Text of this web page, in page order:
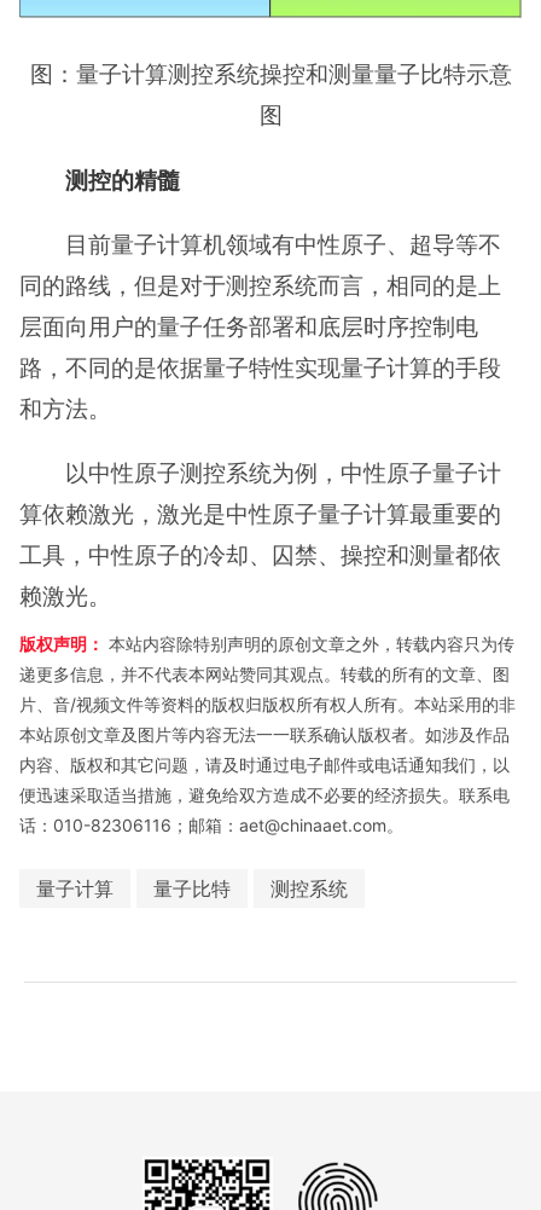
图：量子计算测控系统操控和测量量子比特示意
图
测控的精髓
目前量子计算机领域有中性原子、超导等不
同的路线，但是对于测控系统而言，相同的是上
层面向用户的量子任务部署和底层时序控制电
路，不同的是依据量子特性实现量子计算的手段
和方法。
以中性原子测控系统为例，中性原子量子计
算依赖激光，激光是中性原子量子计算最重要的
工具，中性原子的冷却、囚禁、操控和测量都依
赖激光。
版权声明： 本站内容除特别声明的原创文章之外，转载内容只为传
递更多信息，并不代表本网站赞同其观点。转载的所有的文章、图
片、音/视频文件等资料的版权归版权所有权人所有。本站采用的非
本站原创文章及图片等内容无法一一联系确认版权者。如涉及作品
内容、版权和其它问题，请及时通过电子邮件或电话通知我们，以
便迅速采取适当措施，避免给双方造成不必要的经济损失。联系电
话：010-82306116；邮箱：aet@chinaaet.com。
量子计算 量子比特 测控系统